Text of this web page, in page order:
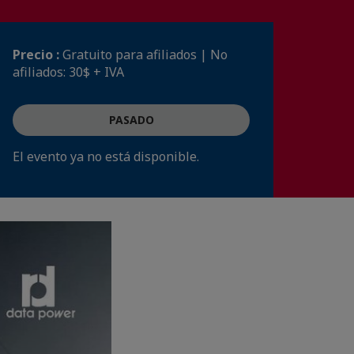
Precio :Gratuito para afiliados | No
afiliados: 30$ + IVA
PASADO
El evento ya no está disponible.